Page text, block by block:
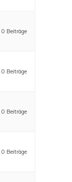
0 Beiträge
0 Beiträge
0 Beiträge
0 Beiträge